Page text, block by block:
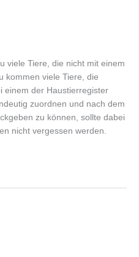
viele Tiere, die nicht mit einem
kommen viele Tiere, die
einem der Haustierregister
zuordnen und nach dem
zu können, sollte dabei
nicht vergessen werden.